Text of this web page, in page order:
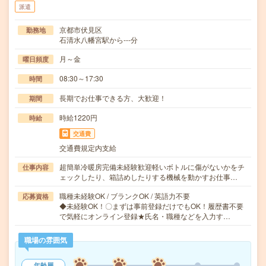
派遣
勤務地
京都市伏見区
石清水八幡宮駅から---分
曜日頻度 月～金
時間 08:30～17:30
期間 長期でお仕事できる方、大歓迎！
時給 時給1220円
交通費
交通費規定内支給
仕事内容
超簡単冷暖房完備未経験歓迎軽いボトルに傷がないかをチ
ェックしたり、箱詰めしたりする機械を動かすお仕事…
応募資格
職種未経験OK / ブランクOK / 英語力不要
◆未経験OK！〇まずは事前登録だけでもOK！履歴書不要
で気軽にオンライン登録★氏名・職種などを入力す…
職場の雰囲気